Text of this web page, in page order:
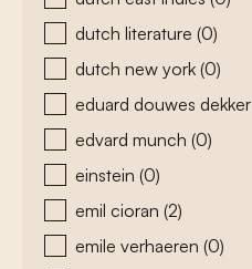
dutch literature (0)
dutch new york (0)
eduard douwes dekker
edvard munch (0)
einstein (0)
emil cioran (2)
emile verhaeren (0)